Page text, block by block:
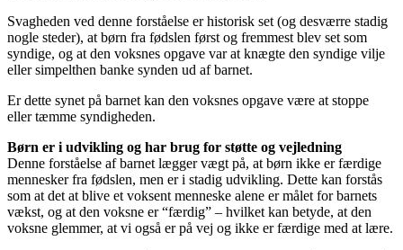
Svagheden ved denne forståelse er historisk set (og desværre stadig
nogle steder), at børn fra fødslen først og fremmest blev set som
syndige, og at den voksnes opgave var at knægte den syndige vilje
eller simpelthen banke synden ud af barnet.
Er dette synet på barnet kan den voksnes opgave være at stoppe
eller tæmme syndigheden.
Børn er i udvikling og har brug for støtte og vejledning
Denne forståelse af barnet lægger vægt på, at børn ikke er færdige
mennesker fra fødslen, men er i stadig udvikling. Dette kan forstås
som at det at blive et voksent menneske alene er målet for barnets
vækst, og at den voksne er “færdig” – hvilket kan betyde, at den
voksne glemmer, at vi også er på vej og ikke er færdige med at lære.